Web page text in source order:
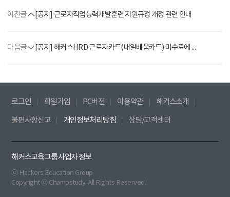
이전글 [공지] 근로자직업능력개발훈련 지원규정 개정 관련 안내
다음글 [공지] 해커스HRD 근로자카드(내일배움카드) 미수료에 따른 패널티 안내
로그인 회원가입 PC버전 이용약관 해커스소개
불편사항신고 개인정보처리방침 상담/고객센터
해커스교육그룹 사업자 정보
ⓒ Hackers Education Group
Copyright ⓒ Champstudy. All Rights Reserved.